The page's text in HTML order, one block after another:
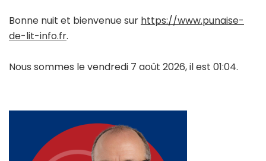
Bonne nuit et bienvenue sur https://www.punaise-
de-lit-info.fr.
Nous sommes le vendredi 7 août 2026, il est 01:04.